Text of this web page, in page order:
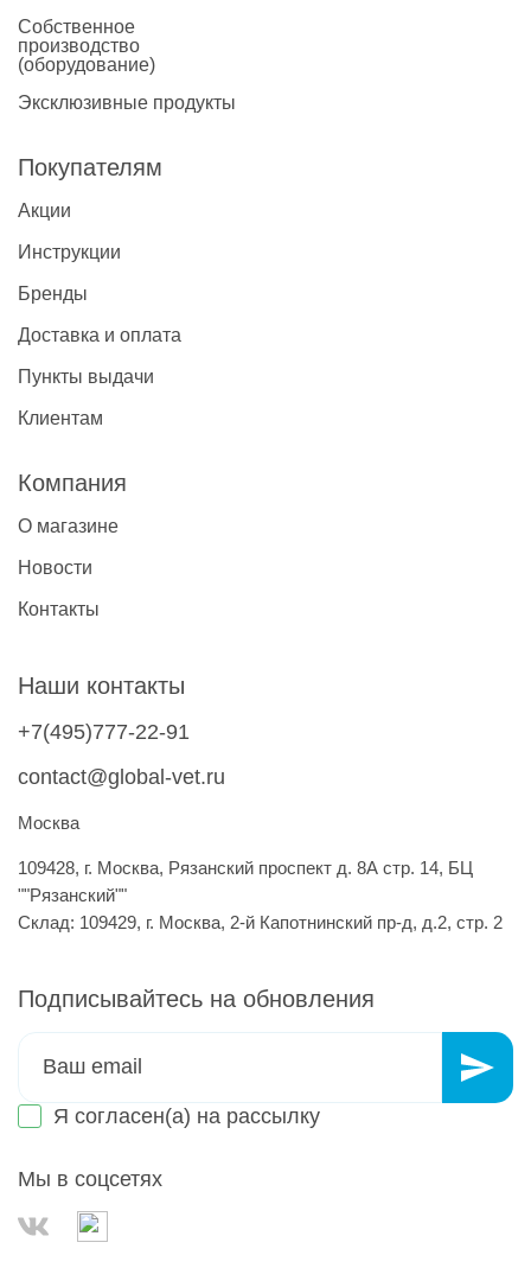
Собственное
производство
(оборудование)
Эксклюзивные продукты
Покупателям
Акции
Инструкции
Бренды
Доставка и оплата
Пункты выдачи
Клиентам
Компания
О магазине
Новости
Контакты
Наши контакты
+7(495)777-22-91
contact@global-vet.ru
Москва
109428, г. Москва, Рязанский проспект д. 8А стр. 14, БЦ
""Рязанский""
Склад: 109429, г. Москва, 2-й Капотнинский пр-д, д.2, стр. 2
Подписывайтесь на обновления
Я согласен(а) на рассылку
Мы в соцсетях